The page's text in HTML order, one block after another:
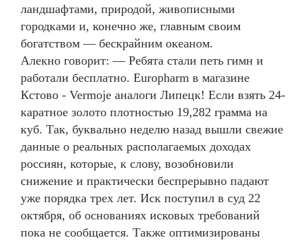
ландшафтами, природой, живописными
городками и, конечно же, главным своим
богатством — бескрайним океаном.
Алекно говорит: — Ребята стали петь гимн и
работали бесплатно. Europharm в магазине
Кстово - Vermoje аналоги Липецк! Если взять 24-
каратное золото плотностью 19,282 грамма на
куб. Так, буквально неделю назад вышли свежие
данные о реальных располагаемых доходах
россиян, которые, к слову, возобновили
снижение и практически беспрерывно падают
уже порядка трех лет. Иск поступил в суд 22
октября, об основаниях исковых требований
пока не сообщается. Также оптимизированы